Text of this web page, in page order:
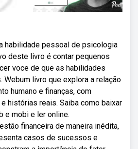
habilidade pessoal de psicologia
deste livro é contar pequenos
voce de que as habilidades
livro que explora a relação
humano e finanças, com
histórias reais. Saiba como baixar
e mobi e ler online.
financeira de maneira inédita,
casos de sucessos e